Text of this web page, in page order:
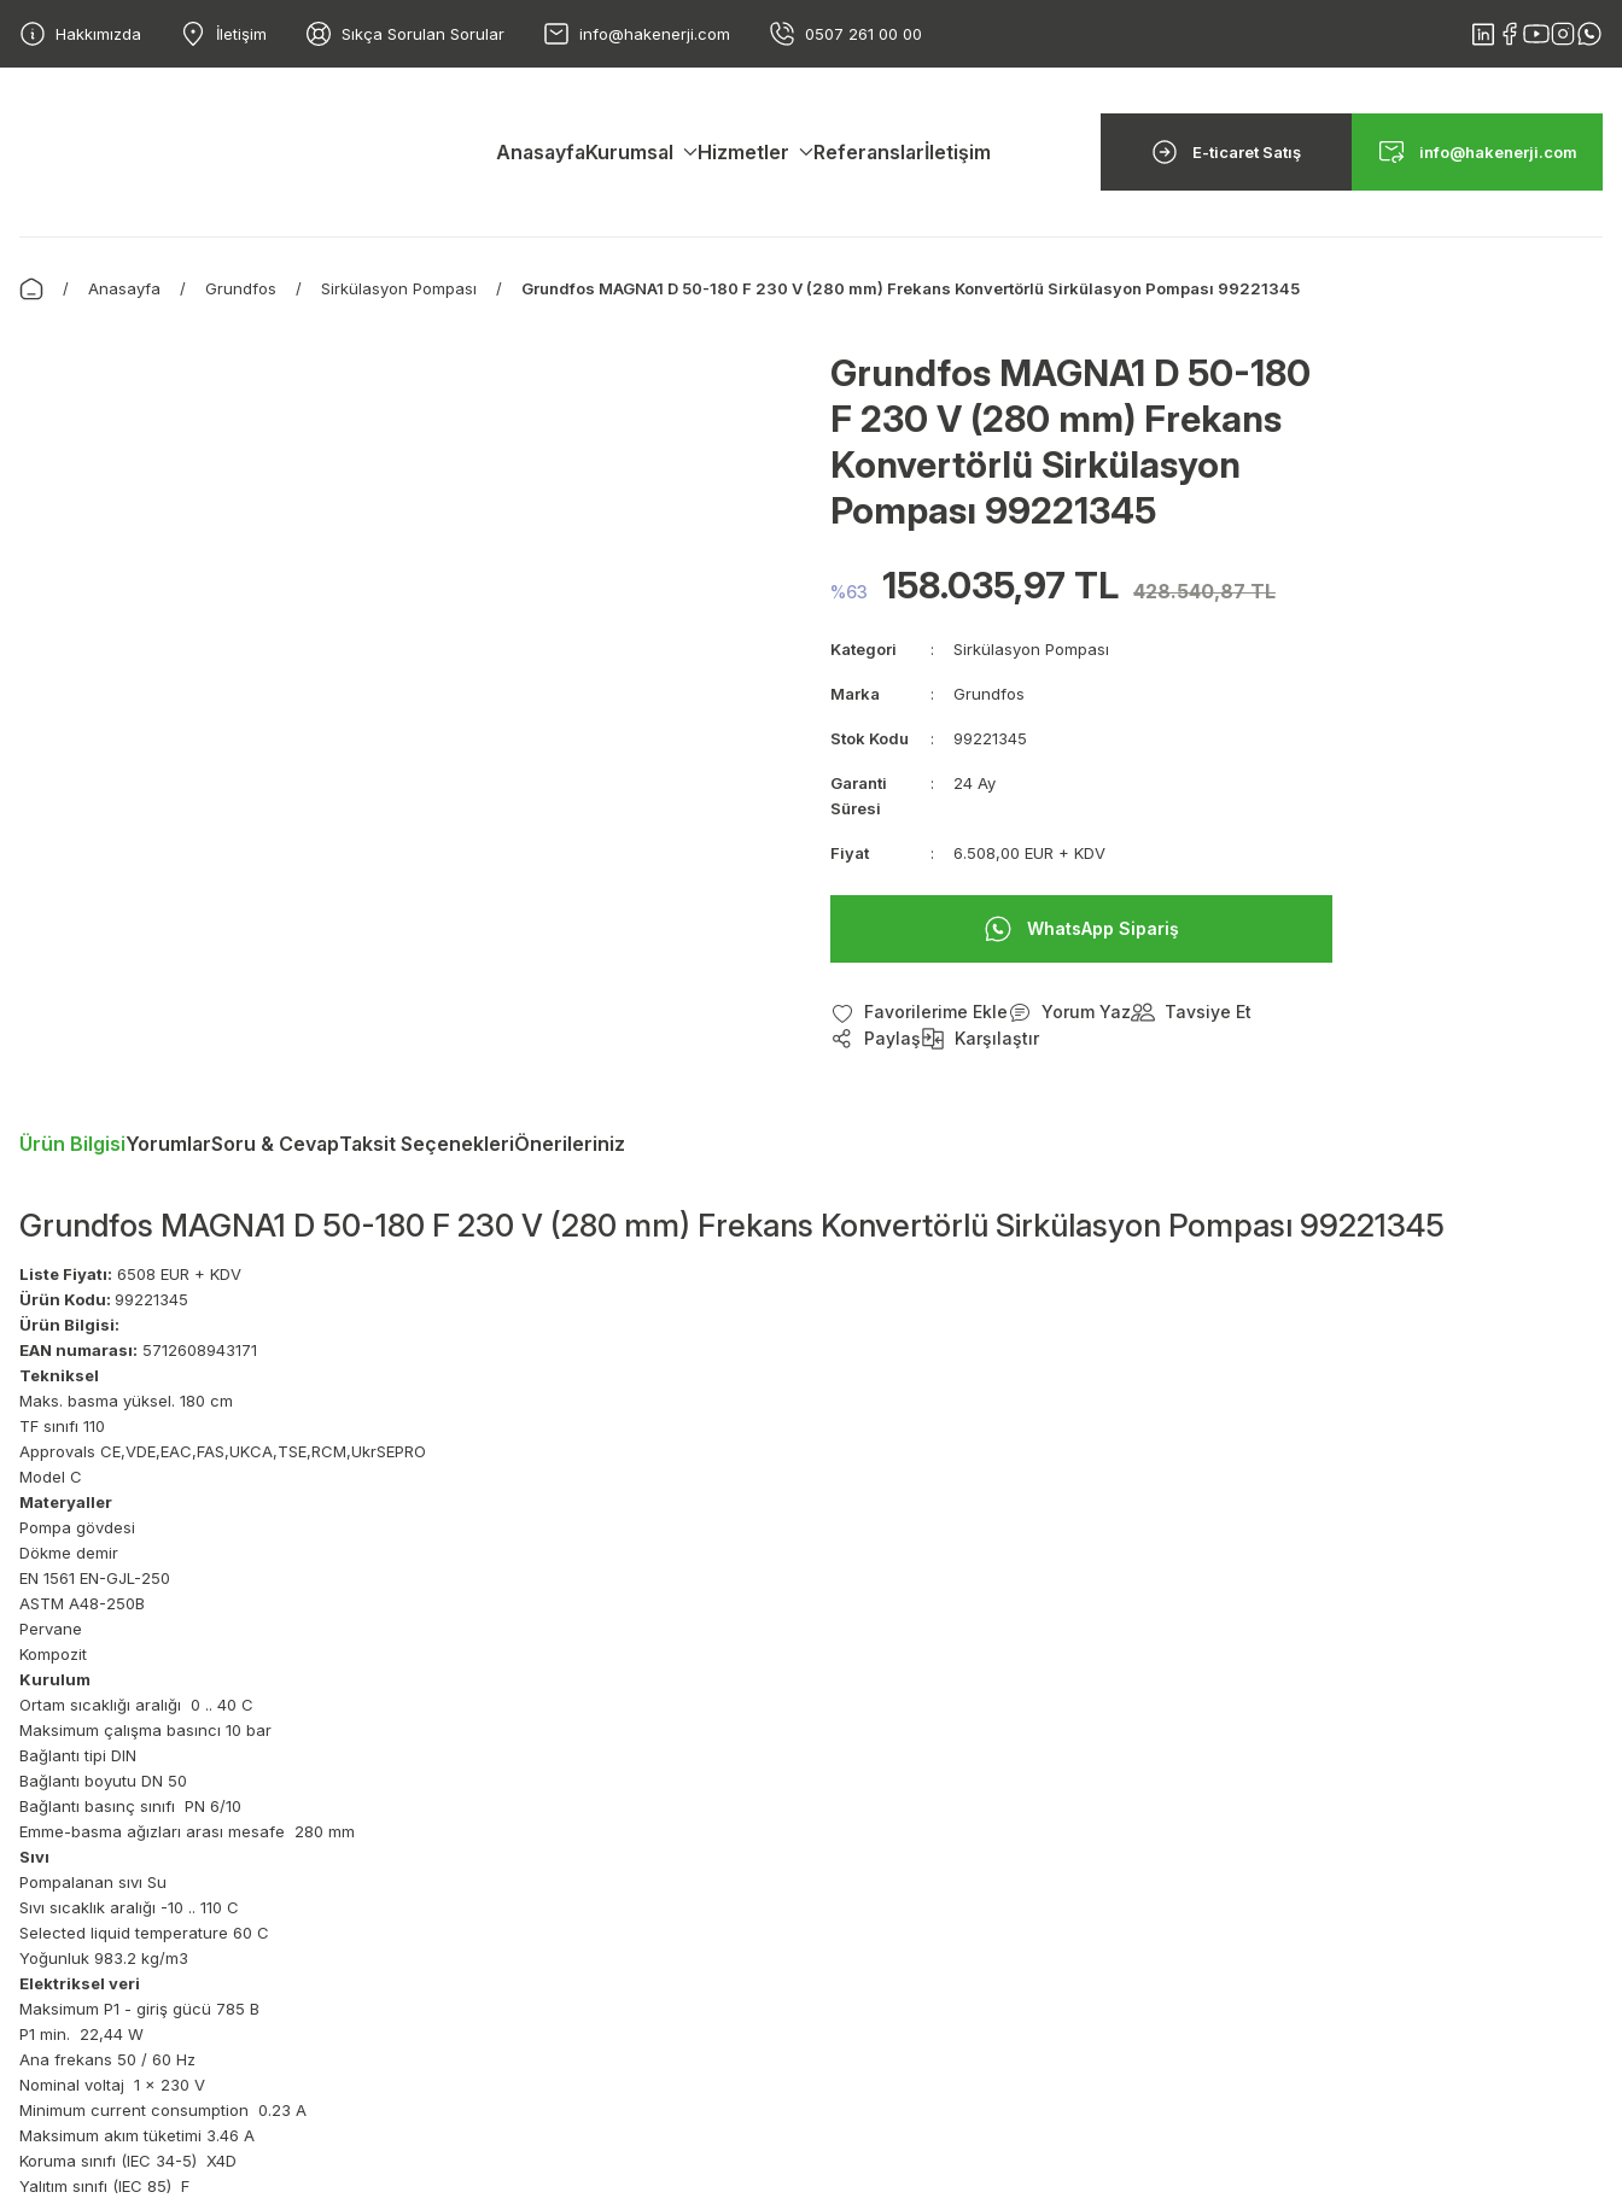
Hakkımızda İletişim Sıkça Sorulan Sorular info@hakenerji.com 0507 261 00 00
AnasayfaKurumsal Hizmetler Referanslarİletişim E-ticaret Satış info@hakenerji.com
Anasayfa Grundfos Sirkülasyon Pompası Grundfos MAGNA1 D 50-180 F 230 V (280 mm) Frekans Konvertörlü Sirkülasyon Pompası 99221345
Grundfos MAGNA1 D 50-180
F 230 V (280 mm) Frekans
Konvertörlü Sirkülasyon
Pompası 99221345
%63 158.035,97 TL 428.540,87 TL
Kategori Sirkülasyon Pompası
Marka Grundfos
Stok Kodu 99221345
Garanti
Süresi
24 Ay
Fiyat 6.508,00 EUR + KDV
WhatsApp Sipariş
Yorum Yaz
Tavsiye Et
Paylaş
Karşılaştır
Ürün BilgisiYorumlarSoru & CevapTaksit SeçenekleriÖnerileriniz
Grundfos MAGNA1 D 50-180 F 230 V (280 mm) Frekans Konvertörlü Sirkülasyon Pompası 99221345
Liste Fiyatı: 6508 EUR + KDV
Ürün Kodu: 99221345
Ürün Bilgisi:
EAN numarası: 5712608943171
Tekniksel
Maks. basma yüksel. 180 cm
TF sınıfı 110
Approvals CE,VDE,EAC,FAS,UKCA,TSE,RCM,UkrSEPRO
Model C
Materyaller
Pompa gövdesi
Dökme demir
EN 1561 EN-GJL-250
ASTM A48-250B
Pervane
Kompozit
Kurulum
Ortam sıcaklığı aralığı 0 .. 40 C
Maksimum çalışma basıncı 10 bar
Bağlantı tipi DIN
Bağlantı boyutu DN 50
Bağlantı basınç sınıfı PN 6/10
Emme-basma ağızları arası mesafe 280 mm
Sıvı
Pompalanan sıvı Su
Sıvı sıcaklık aralığı -10 .. 110 C
Selected liquid temperature 60 C
Yoğunluk 983.2 kg/m3
Elektriksel veri
Maksimum P1 - giriş gücü 785 B
P1 min. 22,44 W
Ana frekans 50 / 60 Hz
Nominal voltaj 1 x 230 V
Minimum current consumption 0.23 A
Maksimum akım tüketimi 3.46 A
Koruma sınıfı (IEC 34-5) X4D
Yalıtım sınıfı (IEC 85) F